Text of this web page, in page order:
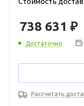
738 631 ₽
Достаточно
Рассчитать